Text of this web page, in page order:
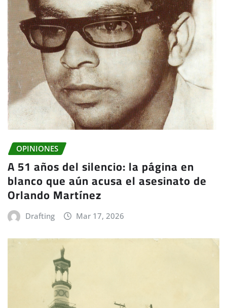
OPINIONES
A 51 años del silencio: la página en
blanco que aún acusa el asesinato de
Orlando Martínez
Drafting Mar 17, 2026